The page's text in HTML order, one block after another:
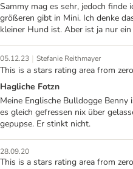
Sammy mag es sehr, jedoch finde
größeren gibt in Mini. Ich denke
kleiner Hund ist. Aber ist ja nur
05.12.23 | Stefanie Reithmayer
This is a stars rating area from
Hagliche Fotzn
Meine Englische Bulldogge
es gleich gefressen nix über
gepupse. Er stinkt nicht.
28.09.20
This is a stars rating area from